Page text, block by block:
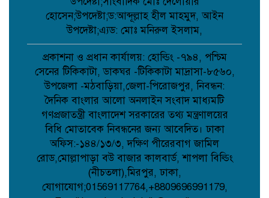
কবিতা: লেখক ছড়া ;
বাগেরহাটে মারধর ও হত্যাচেষ্টার অভিযোগে
আদালতে মামলা, ৫ জন আসামি;
টানা বৃষ্টিতে আত্রাইয়ে বেড়েছে সবজির দাম,
ভোগান্তিতে সাধারণ মানুষ;
হোসেন;উপদেষ্টা;ড:আব্দূল্লাহ হীল মাহমুদ, আইন
উপদেষ্টা;এ্যড: মোঃ মনিরুল ইসলাম,
প্রকাশনা ও প্রধান কার্যালয়: হোল্ডিং -৭৯৪, পশ্চিম
সেনের টিকিকাটা, ডাকঘর -টিকিকাটা মাদ্রাসা-৮৫৬০,
উপজেলা -মঠবাড়িয়া,জেলা-পিরোজপুর, নিবন্ধন:
দৈনিক বাংলার আলো অনলাইন সংবাদ মাধ্যমটি
গণপ্রজাতন্ত্রী বাংলাদেশ সরকারের তথ্য মন্ত্রণালয়ের
বিধি মোতাবেক নিবন্ধনের জন্য আবেদিত। ঢাকা
অফিস:-১৪৪/১৩/৩, দক্ষিণ পীরেরবাগ জামিল
রোড,মোল্লাপাড়া বউ বাজার কালবার্ড, শাপলা বিল্ডিং
(নীচতলা),মিরপুর, ঢাকা,
যোগাযোগ;01569117764,+8809696991179,